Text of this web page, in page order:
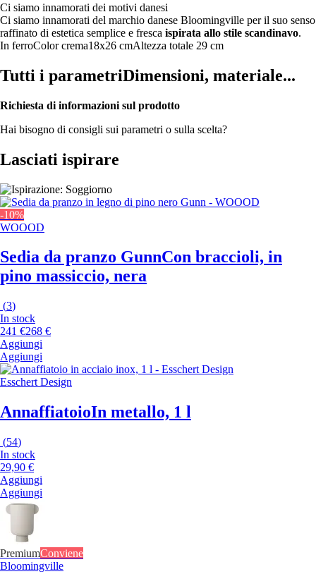
Ci siamo innamorati dei motivi danesi
Ci siamo innamorati del marchio danese Bloomingville per il suo senso
raffinato di estetica semplice e fresca ispirata allo stile scandinavo.
In ferroColor crema18x26 cmAltezza totale 29 cm
Tutti i parametriDimensioni, materiale...
Richiesta di informazioni sul prodotto
Hai bisogno di consigli sui parametri o sulla scelta?
Lasciati ispirare
-10%
WOOOD
Sedia da pranzo GunnCon braccioli, in
pino massiccio, nera
(3)
In stock
241 €268 €
Aggiungi
Aggiungi
Esschert Design
AnnaffiatoioIn metallo, 1 l
(54)
In stock
29,90 €
Aggiungi
Aggiungi
PremiumConviene
Bloomingville